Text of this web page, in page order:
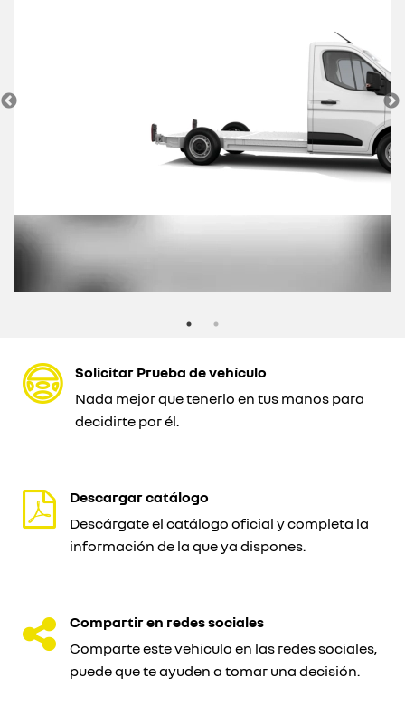
Solicitar Prueba de vehículo
Nada mejor que tenerlo en tus manos para
decidirte por él.
Descargar catálogo
Descárgate el catálogo oficial y completa la
información de la que ya dispones.
Compartir en redes sociales
Comparte este vehiculo en las redes sociales,
puede que te ayuden a tomar una decisión.